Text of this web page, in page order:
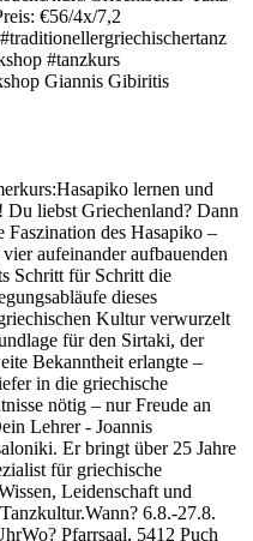
lernen und
Du liebst Griechenland? Dann
Faszination des Hasapiko –
aufeinander aufbauenden
Schritt für Schritt die
dieses
Kultur verwurzelt
für den Sirtaki, der
Bekanntheit erlangte –
in die griechische
nötig – nur Freude an
Lehrer - Joannis
Er bringt über 25 Jahre
für griechische
Leidenschaft und
6.8.-27.8.
Pfarrsaal, 5412 Puch